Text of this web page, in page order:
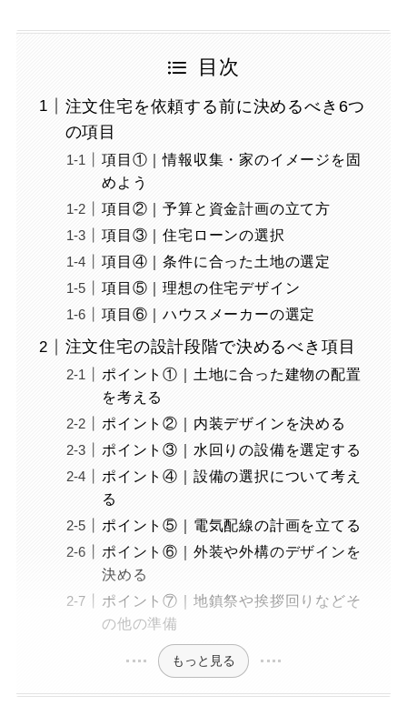
目次
注文住宅を依頼する前に決めるべき6つ
の項目
項目①｜情報収集・家のイメージを固
めよう
項目②｜予算と資金計画の立て方
項目③｜住宅ローンの選択
項目④｜条件に合った土地の選定
項目⑤｜理想の住宅デザイン
項目⑥｜ハウスメーカーの選定
注文住宅の設計段階で決めるべき項目
ポイント①｜土地に合った建物の配置
を考える
ポイント②｜内装デザインを決める
ポイント③｜水回りの設備を選定する
ポイント④｜設備の選択について考え
る
ポイント⑤｜電気配線の計画を立てる
ポイント⑥｜外装や外構のデザインを
決める
ポイント⑦｜地鎮祭や挨拶回りなどそ
の他の準備
もっと見る